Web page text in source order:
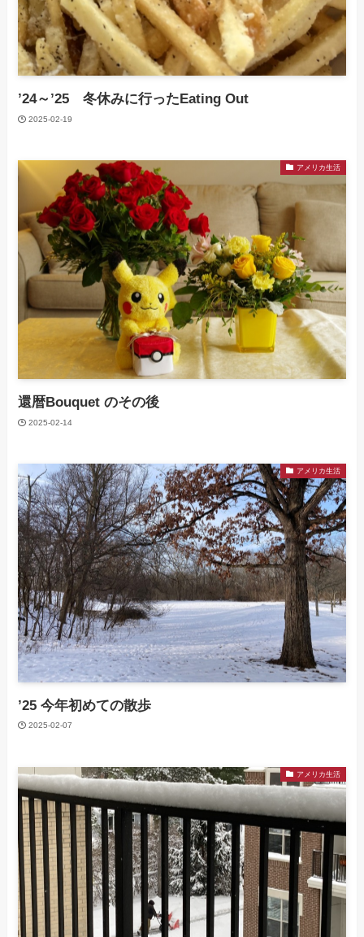
’24～’25 冬休みに行ったEating Out
2025-02-19
アメリカ生活
還暦Bouquet のその後
2025-02-14
アメリカ生活
’25 今年初めての散歩
2025-02-07
アメリカ生活